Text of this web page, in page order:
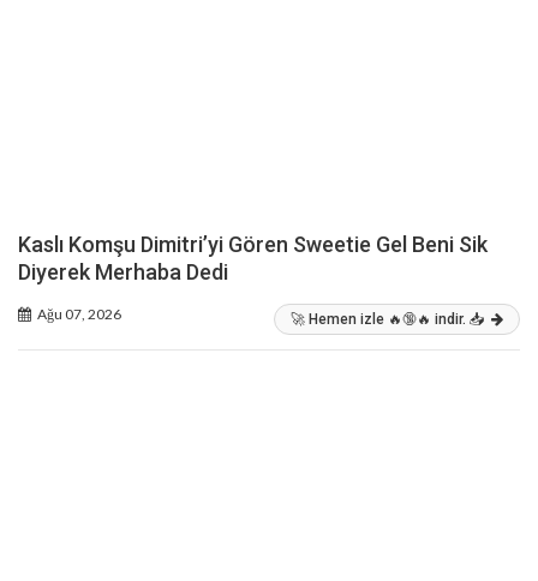
Kaslı Komşu Dimitri’yi Gören Sweetie Gel Beni Sik
Diyerek Merhaba Dedi
Ağu 07, 2026 🚀 Hemen izle 🔥🔞🔥 indir. 📥